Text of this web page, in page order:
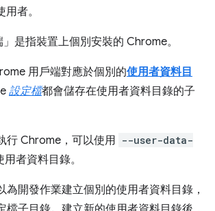
者。
是指裝置上個別安裝的 Chrome。
用戶端對應於個別的使用者資料目
設定檔都會儲存在使用者資料目錄的子
行 Chrome，可以使用 --user-data-
者資料目錄。
為開發作業建立個別的使用者資料目錄，